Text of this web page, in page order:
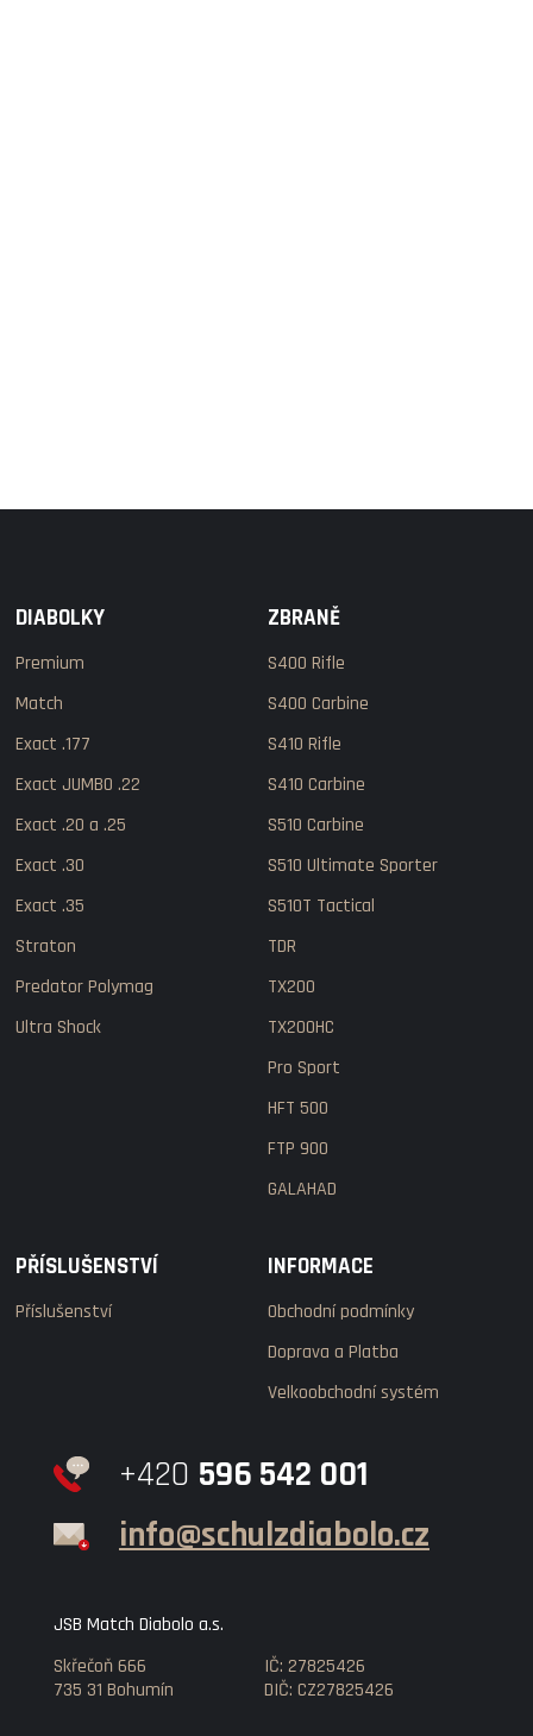
DIABOLKY
Premium
Match
Exact .177
Exact JUMBO .22
Exact .20 a .25
Exact .30
Exact .35
Straton
Predator Polymag
Ultra Shock
ZBRANĚ
S400 Rifle
S400 Carbine
S410 Rifle
S410 Carbine
S510 Carbine
S510 Ultimate Sporter
S510T Tactical
TDR
TX200
TX200HC
Pro Sport
HFT 500
FTP 900
GALAHAD
PŘÍSLUŠENSTVÍ
Příslušenství
INFORMACE
Obchodní podmínky
Doprava a Platba
Velkoobchodní systém
+420 596 542 001
info@schulzdiabolo.cz
JSB Match Diabolo a.s.
Skřečoň 666
735 31 Bohumín
IČ: 27825426
DIČ: CZ27825426